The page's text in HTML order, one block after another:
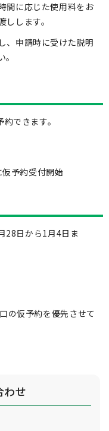
間に応じた使用料をお
します。
、申請時に受けた説明
できます。
予約受付開始
28日から1月4日ま
の仮予約を優先させて
わせ